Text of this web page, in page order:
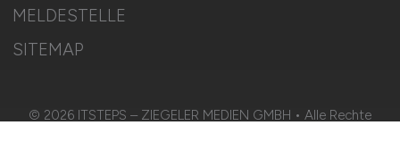
MELDESTELLE
SITEMAP
© 2026 ITSTEPS – ZIEGELER MEDIEN GMBH • Alle Rechte